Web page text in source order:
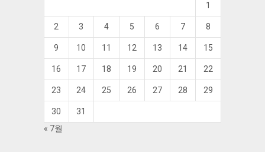
1
2 3 4 5 6 7 8
9 10 11 12 13 14 15
16 17 18 19 20 21 22
23 24 25 26 27 28 29
30
31
« 7월